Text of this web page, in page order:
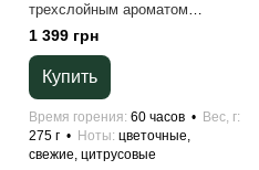
трехслойным ароматом
Woodwick Medium Trilogy
Calming Retreat 275 г
1 399 грн
Купить
Время горения 60 часов
Вес, г
275 г
Ноты цветочные,
свежие, цитрусовые